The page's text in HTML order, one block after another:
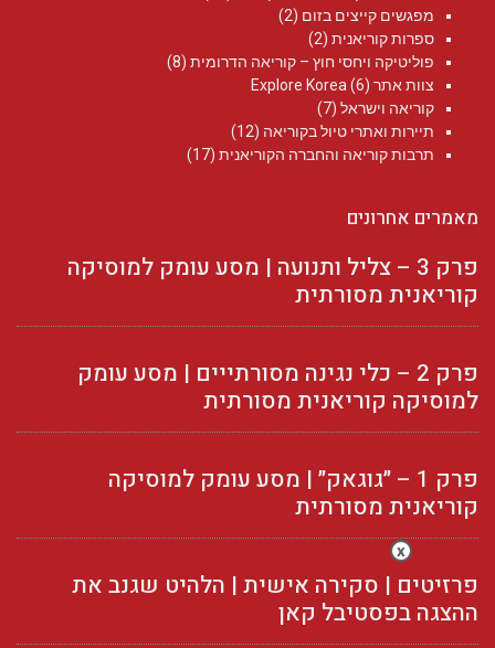
מפגשים קייצים בזום (2)
ספרות קוריאנית (2)
פוליטיקה ויחסי חוץ – קוריאה הדרומית (8)
צוות אתר Explore Korea (6)
קוריאה וישראל (7)
תיירות ואתרי טיול בקוריאה (12)
תרבות קוריאה והחברה הקוריאנית (17)
מאמרים אחרונים
פרק 3 – צליל ותנועה | מסע עומק למוסיקה
קוריאנית מסורתית
פרק 2 – כלי נגינה מסורתייים | מסע עומק
למוסיקה קוריאנית מסורתית
פרק 1 – ״גוגאק״ | מסע עומק למוסיקה
קוריאנית מסורתית
פרזיטים | סקירה אישית | הלהיט שגנב את
ההצגה בפסטיבל קאן
x